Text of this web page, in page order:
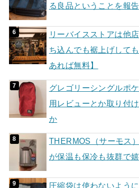
る良品ということを報
リーバイスストアは他
ち込んでも裾上げして
あれば無料】
グレゴリーシングルポ
用レビューとか取り付
か
THERMOS（サーモス
が保温も保冷も抜群で
圧縮袋は使わないよう